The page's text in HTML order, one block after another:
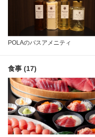
POLAのバスアメニティ
食事 (17)